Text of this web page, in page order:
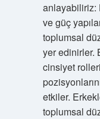
anlayabiliriz:
ve güç
toplumsal
yer edinirler.
cinsiyet
etkiler.
toplumsal